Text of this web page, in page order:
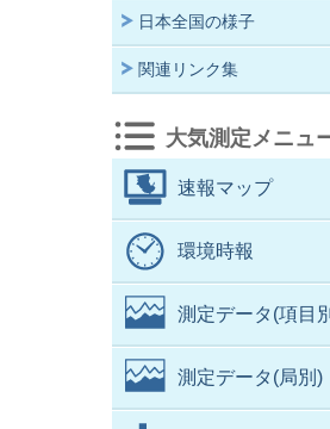
日本全国の様子
関連リンク集
大気測定メニュ
速報マップ
環境時報
測定データ(項目
測定データ(局別)